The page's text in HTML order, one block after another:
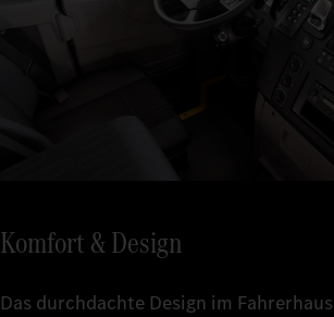
Komfort & Design
Das durchdachte Design im